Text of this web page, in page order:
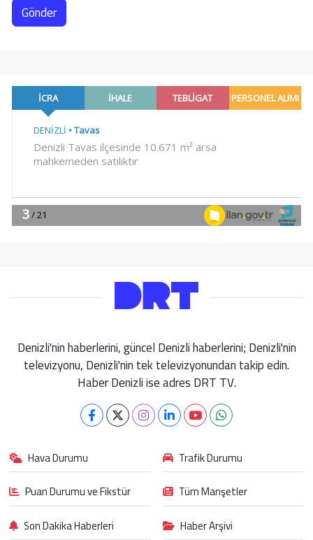
Gönder
Denizli'nin haberlerini, güncel Denizli haberlerini; Denizli'nin
televizyonu, Denizli'nin tek televizyonundan takip edin.
Haber Denizli ise adres DRT TV.
Hava Durumu
Trafik Durumu
Puan Durumu ve Fikstür
Tüm Manşetler
Son Dakika Haberleri
Haber Arşivi